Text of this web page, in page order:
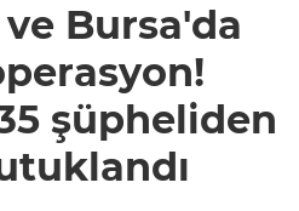
şüpheliden
Bursa'da
şüpheliden